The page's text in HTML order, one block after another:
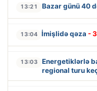
13:21 Bazar günü 40
13:04 İmişlidə qəza -
13:03
Energetiklərlə
regional turu